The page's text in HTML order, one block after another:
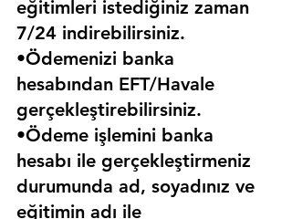
eğitimleri istediğiniz zaman
7/24 indirebilirsiniz.
•Ödemenizi banka
hesabından EFT/Havale
gerçekleştirebilirsiniz.
•Ödeme işlemini banka
hesabı ile gerçekleştirmeniz
durumunda ad, soyadınız ve
eğitimin adı ile